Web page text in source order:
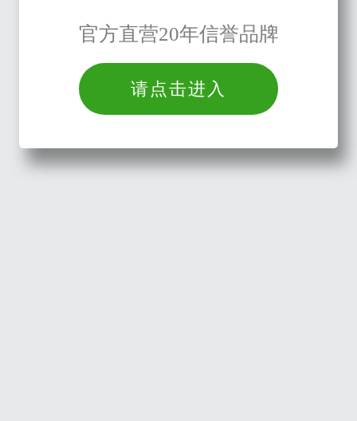
官方直营20年信誉品牌
请点击进入